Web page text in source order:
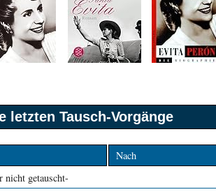
letzten Tausch-Vorgänge
Nach
nicht getauscht-